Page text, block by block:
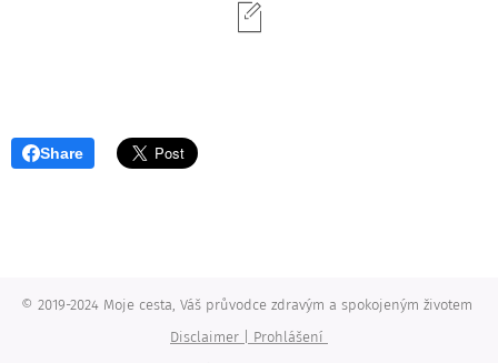
Share
© 2019-2024 Moje cesta, Váš průvodce zdravým a spokojeným životem
Disclaimer | Prohlášení